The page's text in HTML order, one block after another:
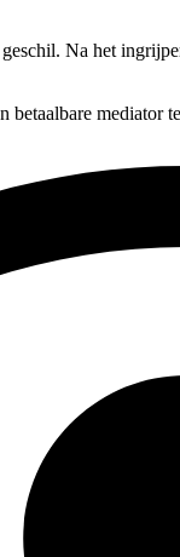
Na het
betaalbare